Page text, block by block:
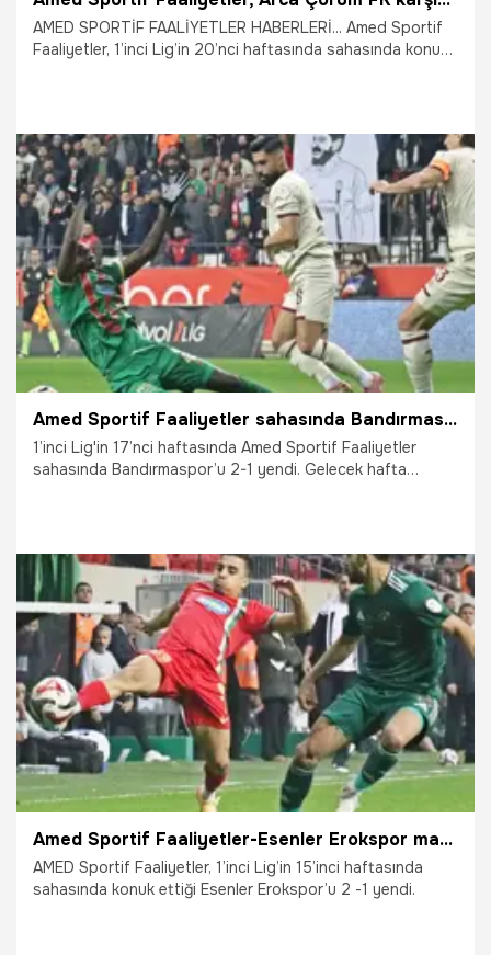
AMED SPORTİF FAALİYETLER HABERLERİ... Amed Sportif
Faaliyetler, 1’inci Lig’in 20’nci haftasında sahasında konuk
9.01.2026 Diyarbakır
Amed Sportif Faaliyetler sahasında Bandırmaspor'u 2-1 ile geçti
1’inci Lig'in 17’nci haftasında Amed Sportif Faaliyetler
sahasında Bandırmaspor’u 2-1 yendi. Gelecek hafta
13.12.2025 TFF 1.Lig
Amed Sportif Faaliyetler-Esenler Erokspor maçında 3 puan 2 golle geldi
AMED Sportif Faaliyetler, 1’inci Lig’in 15’inci haftasında
sahasında konuk ettiği Esenler Erokspor’u 2 -1 yendi.